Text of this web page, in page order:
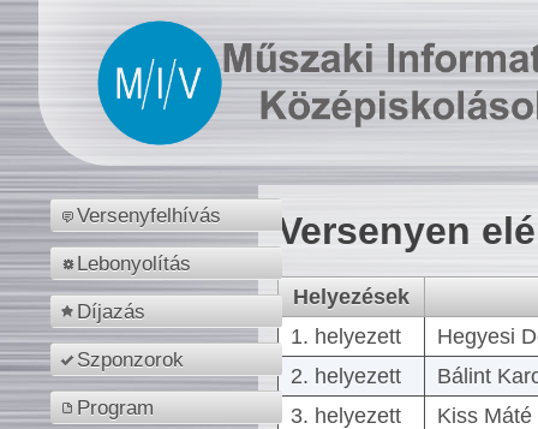
Versenyfelhívás
Lebonyolítás
Díjazás
Szponzorok
Program
Versenyen
Helyezések
1. helyezett
Hegyesi
2. helyezett
Bálint
3. helyezett
Kiss